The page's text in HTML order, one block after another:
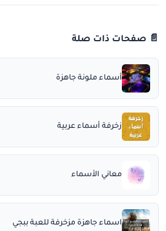
📄 صفحات ذات صلة
أسماء ملونة جاهزة
زخرفة أسماء عربية
معاني الأسماء
اسماء جاهزة مزخرفة للعبة ببجي